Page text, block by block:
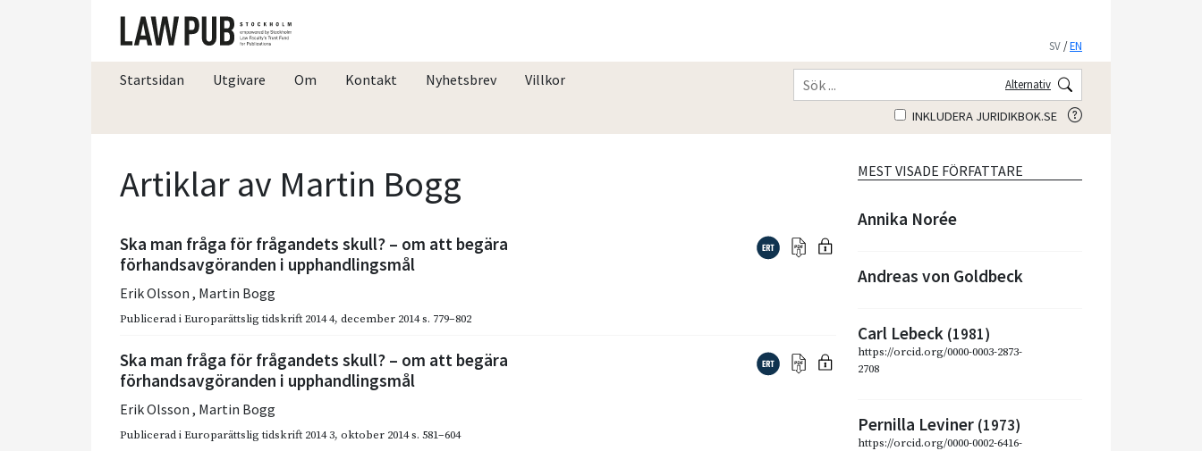
SV /EN
Startsidan Utgivare Om Kontakt Nyhetsbrev Villkor Alternativ
INKLUDERA JURIDIKBOK.SE
Artiklar av Martin Bogg
Ska man fråga för frågandets skull? – om att begära
förhandsavgöranden i upphandlingsmål
Erik Olsson , Martin Bogg
Publicerad iEuroparättslig tidskrift 2014 4, december 2014s. 779–802
Ska man fråga för frågandets skull? – om att begära
förhandsavgöranden i upphandlingsmål
Erik Olsson , Martin Bogg
Publicerad iEuroparättslig tidskrift 2014 3, oktober 2014s. 581–604
MEST VISADE FÖRFATTARE
Annika Norée
Andreas von Goldbeck
Carl Lebeck (1981)
https://orcid.org/0000-0003-2873-
2708
Pernilla Leviner (1973)
https://orcid.org/0000-0002-6416-